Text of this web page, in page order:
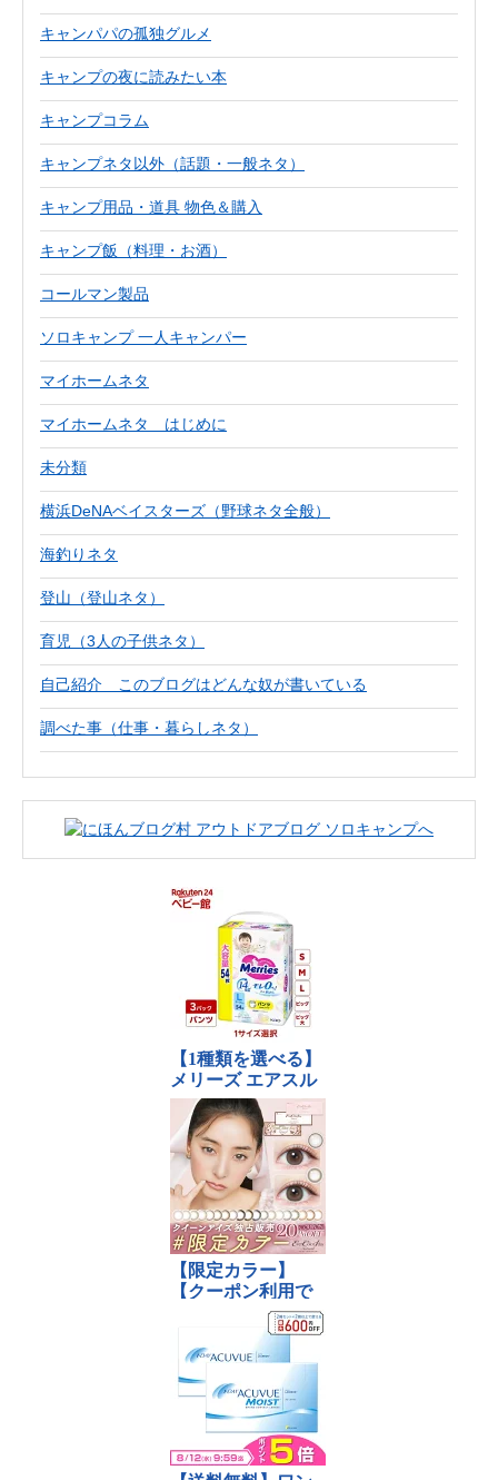
キャンパパの孤独グルメ
キャンプの夜に読みたい本
キャンプコラム
キャンプネタ以外（話題・一般ネタ）
キャンプ用品・道具 物色＆購入
キャンプ飯（料理・お酒）
コールマン製品
ソロキャンプ 一人キャンパー
マイホームネタ
マイホームネタ はじめに
未分類
横浜DeNAベイスターズ（野球ネタ全般）
海釣りネタ
登山（登山ネタ）
育児（3人の子供ネタ）
自己紹介 このブログはどんな奴が書いている
調べた事（仕事・暮らしネタ）